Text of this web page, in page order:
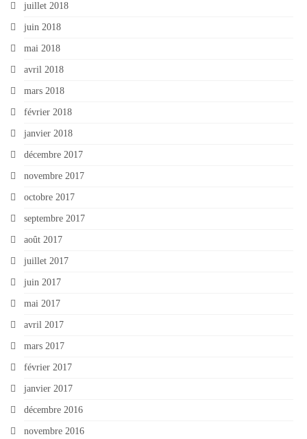
juillet 2018
juin 2018
mai 2018
avril 2018
mars 2018
février 2018
janvier 2018
décembre 2017
novembre 2017
octobre 2017
septembre 2017
août 2017
juillet 2017
juin 2017
mai 2017
avril 2017
mars 2017
février 2017
janvier 2017
décembre 2016
novembre 2016